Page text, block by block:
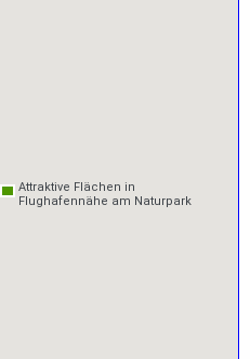
Attraktive Flächen in
Flughafennähe am Naturpark
Attraktive Flächen in
Flughafennähe am Naturpark